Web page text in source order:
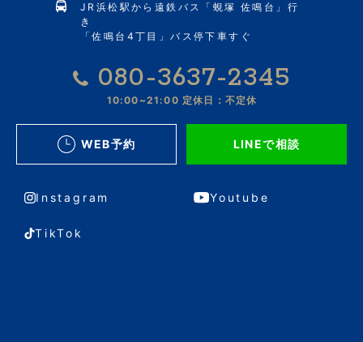
JR浜松駅から遠鉄バス「蜆塚 佐鳴台」行
き
「佐鳴台4丁目」バス停下車すぐ
080-3637-2345
10:00~21:00 定休日：不定休
WEB予約 LINEで相談
Instagram Youtube
TikTok